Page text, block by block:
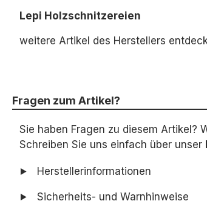
Lepi Holzschnitzereien
weitere Artikel des Herstellers
Fragen zum Artikel?
Sie haben Fragen zu diesem Artikel?
Schreiben Sie uns einfach über unser
Herstellerinformationen
Sicherheits- und Warnhinweise